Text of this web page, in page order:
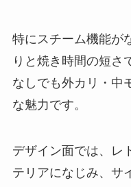
特にスチーム機能が
りと焼き時間の短さ
なしでも外カリ・中
な魅力です。
デザイン面では、レ
テリアになじみ、サ